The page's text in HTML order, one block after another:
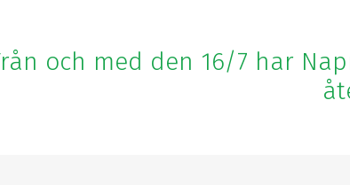
och med den 16/7 har